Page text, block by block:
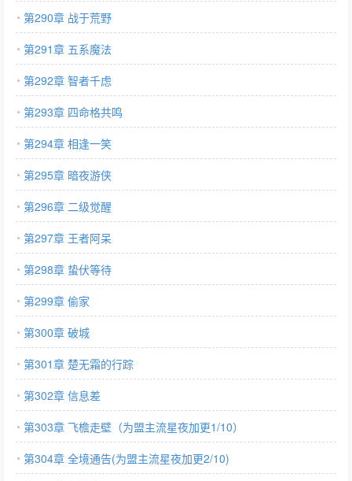
第290章 战于荒野
第291章 五系魔法
第292章 智者千虑
第293章 四命格共鸣
第294章 相逢一笑
第295章 暗夜游侠
第296章 二级觉醒
第297章 王者阿呆
第298章 蛰伏等待
第299章 偷家
第300章 破城
第301章 楚无霜的行踪
第302章 信息差
第303章 飞檐走壁（为盟主流星夜加更1/10）
第304章 全境通告(为盟主流星夜加更2/10)